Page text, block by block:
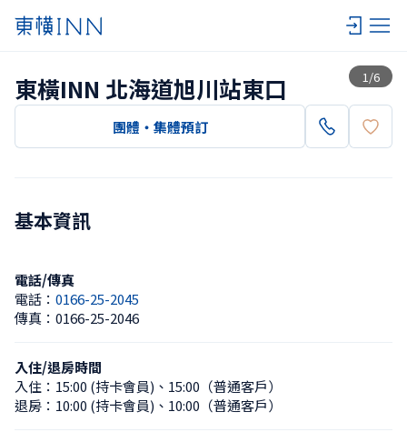
1 /6
查看一覽
東橫INN 北海道旭川站東口
團體・集體預訂
基本資訊
電話/傳真
電話： 0166-25-2045
傳真： 0166-25-2046
入住/退房時間
入住： 15:00 (持卡會員) 、 15:00（普通客戶）
退房： 10:00 (持卡會員) 、 10:00（普通客戶）